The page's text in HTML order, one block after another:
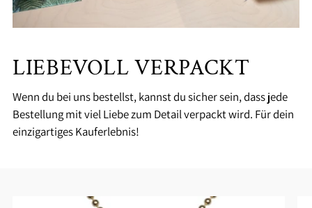
LIEBEVOLL VERPACKT
Wenn du bei uns bestellst, kannst du sicher sein, dass jede
Bestellung mit viel Liebe zum Detail verpackt wird. Für dein
einzigartiges Kauferlebnis!